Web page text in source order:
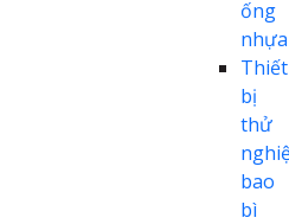
ống
nhựa
Thiết
bị
thử
bao
bì